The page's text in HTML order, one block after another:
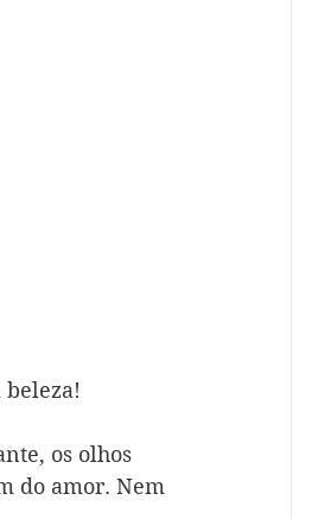
beleza!
os olhos
do amor. Nem